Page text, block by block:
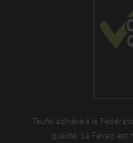
Teufel adhère à la
qualité. La Fevad